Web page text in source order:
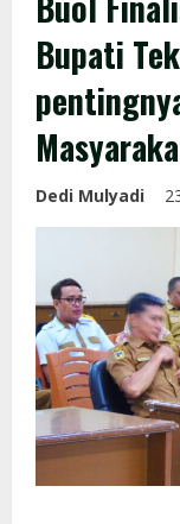
Bupati
Dedi Mulyadi